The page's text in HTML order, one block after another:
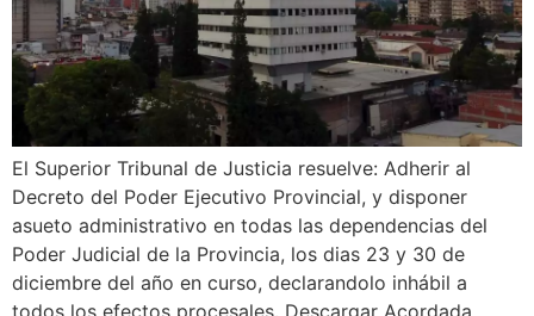
El Superior Tribunal de Justicia resuelve: Adherir al
Decreto del Poder Ejecutivo Provincial, y disponer
asueto administrativo en todas las dependencias del
Poder Judicial de la Provincia, los dias 23 y 30 de
diciembre del año en curso, declarandolo inhábil a